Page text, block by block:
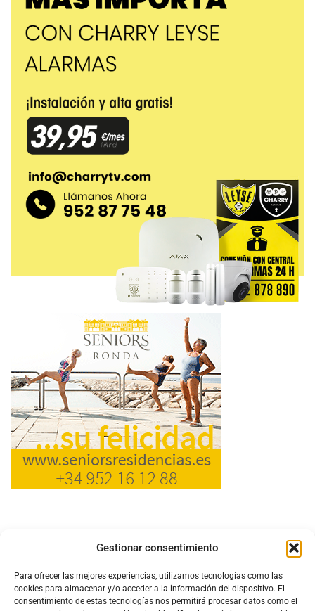
Gestionar consentimiento
Para ofrecer las mejores experiencias, utilizamos tecnologías como las
cookies para almacenar y/o acceder a la información del dispositivo. El
consentimiento de estas tecnologías nos permitirá procesar datos como el